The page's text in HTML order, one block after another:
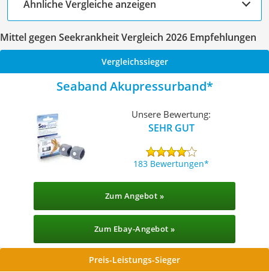
Ähnliche Vergleiche anzeigen
Mittel gegen Seekrankheit Vergleich 2026 Empfehlungen
Vergleichssieger
Seaband Akupressurband
Unsere Bewertung:
SEHR GUT
183 Bewertungen
Zum Angebot »
Zum Ebay-Angebot »
Preis-Leistungs-Sieger